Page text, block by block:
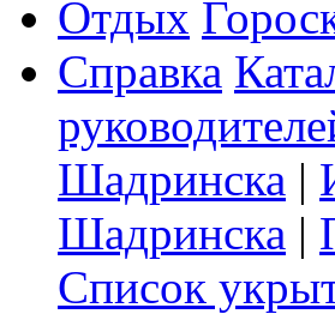
Отдых
Справка
Шадринска |
Шадринска |
Список